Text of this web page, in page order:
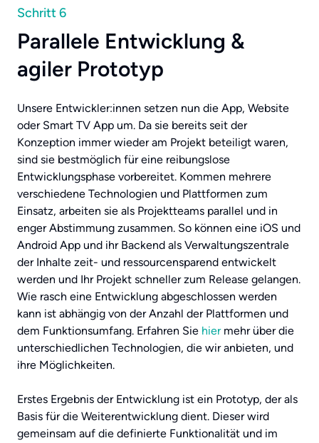
Schritt 6
Parallele Entwicklung &
agiler Prototyp
Unsere Entwickler:innen setzen nun die App, Website
oder Smart TV App um. Da sie bereits seit der
Konzeption immer wieder am Projekt beteiligt waren,
sind sie bestmöglich für eine reibungslose
Entwicklungsphase vorbereitet. Kommen mehrere
verschiedene Technologien und Plattformen zum
Einsatz, arbeiten sie als Projektteams parallel und in
enger Abstimmung zusammen. So können eine iOS und
Android App und ihr Backend als Verwaltungszentrale
der Inhalte zeit- und ressourcensparend entwickelt
werden und Ihr Projekt schneller zum Release gelangen.
Wie rasch eine Entwicklung abgeschlossen werden
kann ist abhängig von der Anzahl der Plattformen und
dem Funktionsumfang. Erfahren Sie hiermehr über die
unterschiedlichen Technologien, die wir anbieten, und
ihre Möglichkeiten.
Erstes Ergebnis der Entwicklung ist ein Prototyp, der als
Basis für die Weiterentwicklung dient. Dieser wird
gemeinsam auf die definierte Funktionalität und im